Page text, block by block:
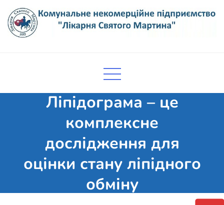
content
підприємство "Лікарня Святого
Ліпідограма – це
комплексне
дослідження для
оцінки стану ліпідного
обміну